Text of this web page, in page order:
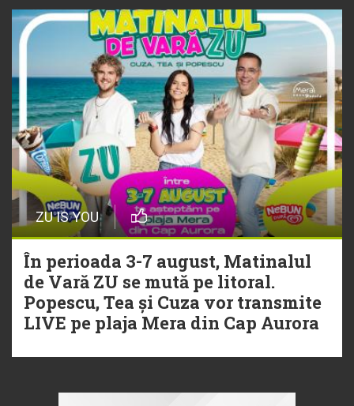
ZU IS YOU
În perioada 3-7 august, Matinalul
de Vară ZU se mută pe litoral.
Popescu, Tea și Cuza vor transmite
LIVE pe plaja Mera din Cap Aurora